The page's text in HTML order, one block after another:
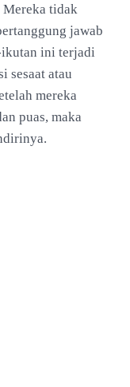
tidak
jawab
ikutan ini terjadi
sesaat atau
mereka
puas, maka